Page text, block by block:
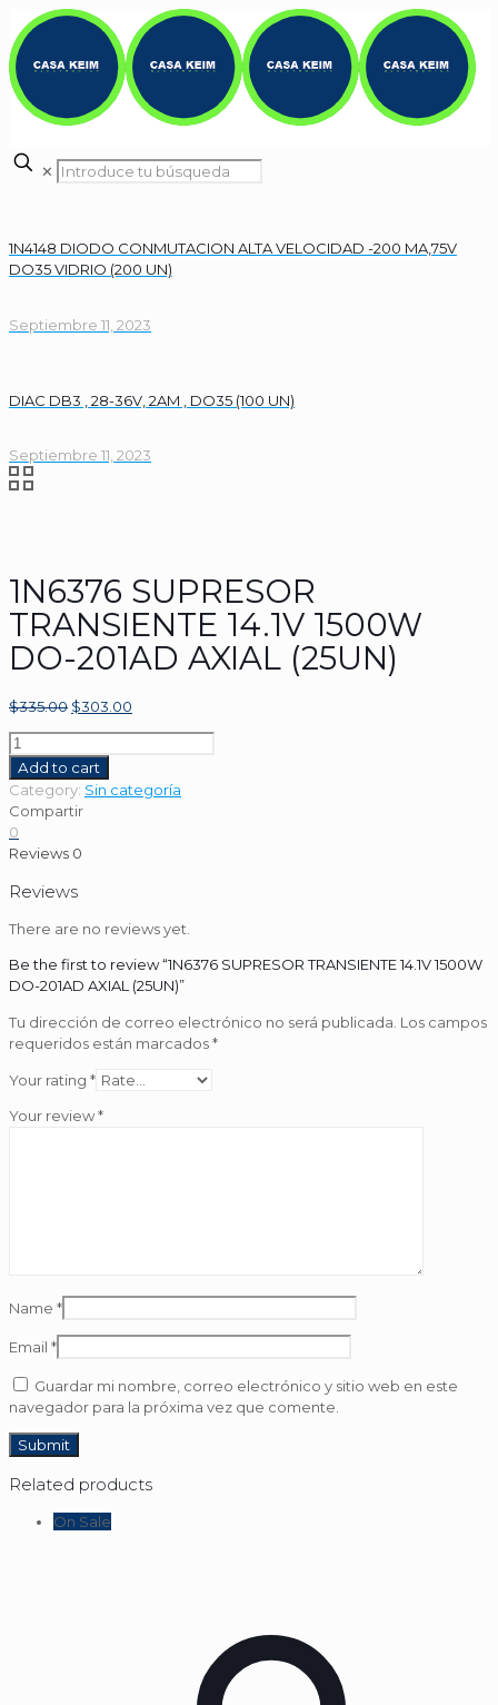
✕
1N4148 DIODO CONMUTACION ALTA VELOCIDAD -200 MA,75V
DO35 VIDRIO (200 UN)
Septiembre 11, 2023
DIAC DB3 , 28-36V, 2AM , DO35 (100 UN)
Septiembre 11, 2023
1N6376 SUPRESOR
TRANSIENTE 14.1V 1500W
DO-201AD AXIAL (25UN)
$335.00 $303.00
1N6376
SUPRESOR
TRANSIENTE
14.1V
1500W
DO-
AXIAL
quantity
Add to cart
Category: Sin categoría
Compartir
0
Reviews 0
Reviews
There are no reviews yet.
Be the first to review “1N6376 SUPRESOR TRANSIENTE 14.1V 1500W
DO-201AD AXIAL (25UN)”
Tu dirección de correo electrónico no será publicada. Los campos
requeridos están marcados*
Your rating *
Your review*
Name *
Email *
Guardar mi nombre, correo electrónico y sitio web en este
navegador para la próxima vez que comente.
Related products
On Sale